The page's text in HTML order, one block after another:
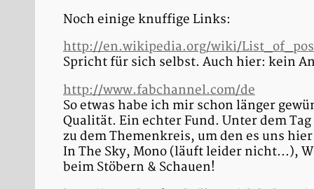
Noch einige knuffige Links:
http://en.wikipedia.org/wiki/
Spricht für sich selbst. Auch hier: kein
http://www.fabchannel.com/de
So etwas habe ich mir schon länger
Qualität. Ein echter Fund. Unter dem
zu dem Themenkreis, um den es uns
In The Sky, Mono (läuft leider nicht...),
beim Stöbern & Schauen!